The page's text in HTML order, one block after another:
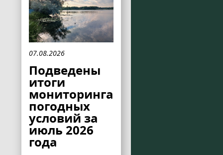
07.08.2026
Подведены
итоги
мониторинга
погодных
условий за
июль 2026
года